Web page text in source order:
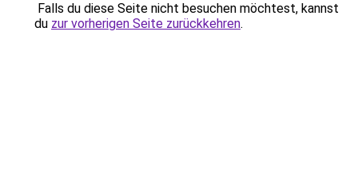
Falls du diese Seite nicht besuchen möchtest, kannst
du zur vorherigen Seite zurückkehren.